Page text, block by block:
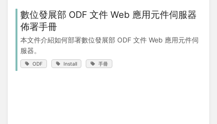
數位發展部 ODF 文件 Web 應用元件伺服器
佈署手冊
本文件介紹如何部署數位發展部 ODF 文件 Web 應用元件伺
服器。
ODF Install 手冊